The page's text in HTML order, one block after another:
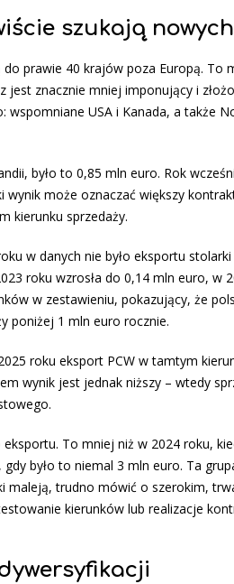
szukają
prawie 40 krajów poza Europą. To
znacznie mniej imponujący i
USA i Kanada, a także
było to 0,85 mln euro. Rok
wynik może oznaczać większy
kierunku sprzedaży.
w danych nie było eksportu
roku wzrosła do 0,14 mln euro, w
w zestawieniu, pokazujący, że
poniżej 1 mln euro rocznie.
roku eksport PCW w tamtym
wynik jest jednak niższy – wtedy
To mniej niż w 2024 roku,
było to niemal 3 mln euro. Ta
maleją, trudno mówić o szerokim,
kierunków lub realizacje